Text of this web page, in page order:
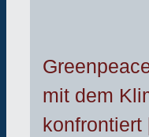
mit dem
konfrontiert